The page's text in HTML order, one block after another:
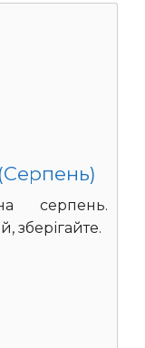
серпень.
зберігайте.